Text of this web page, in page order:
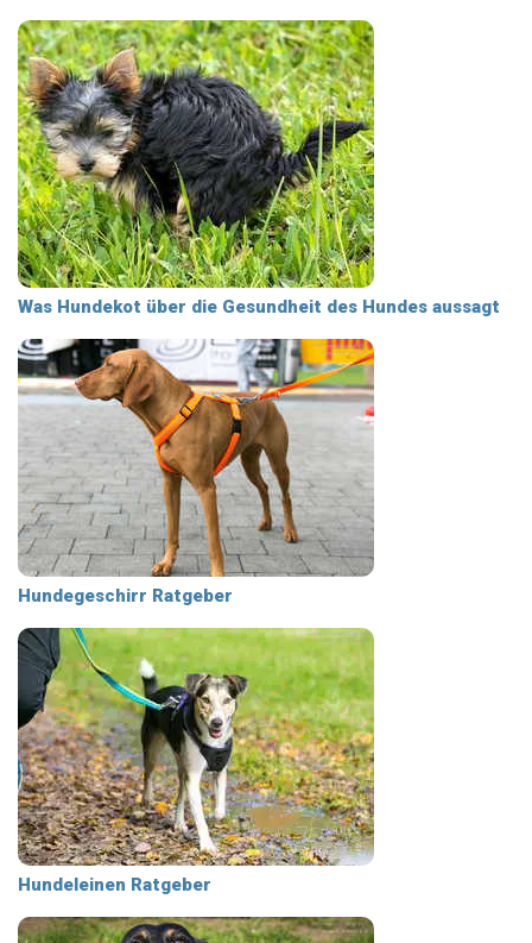
Was Hundekot über die Gesundheit des Hundes aussagt
Hundegeschirr Ratgeber
Hundeleinen Ratgeber